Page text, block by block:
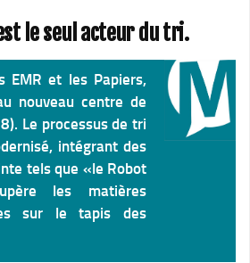
et aires de jeux
le seul acteur du tri.
EMR et les Papiers,
nouveau centre de
Le processus de tri
, intégrant des
tels que «le Robot
les matières
sur le tapis des